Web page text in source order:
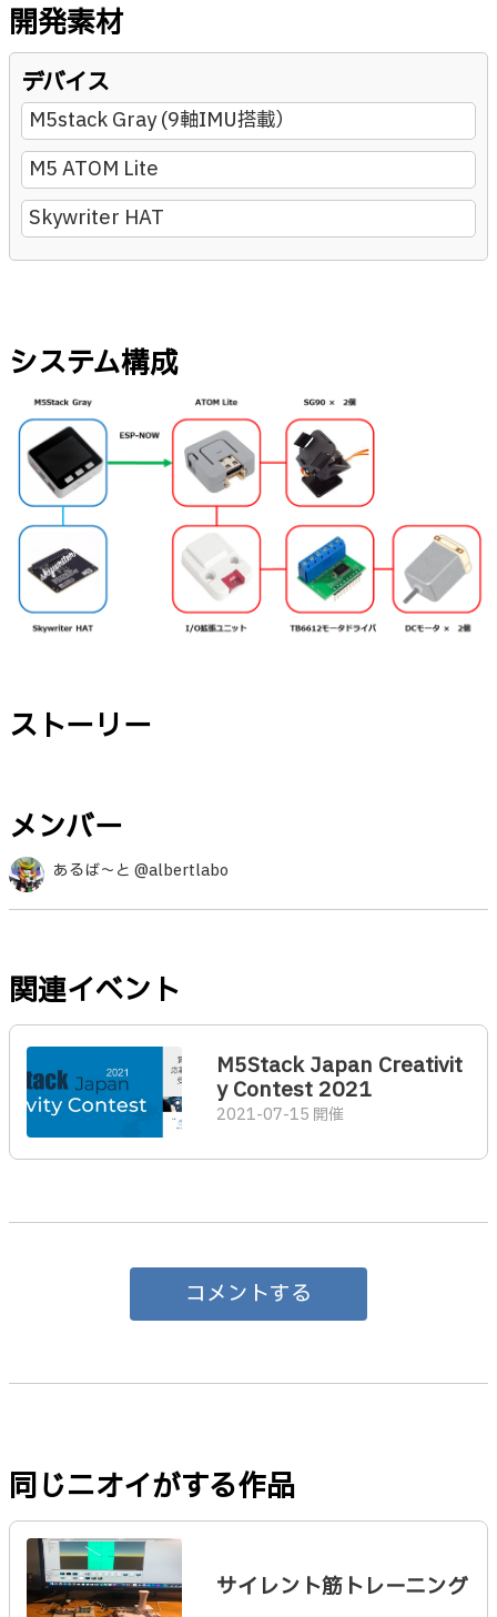
開発素材
デバイス
M5stack Gray (9軸IMU搭載）
M5 ATOM Lite
Skywriter HAT
システム構成
ストーリー
メンバー
あるば～と @albertlabo
関連イベント
M5Stack Japan Creativit
y Contest 2021
2021-07-15 開催
コメントする
同じニオイがする作品
サイレント筋トレーニング